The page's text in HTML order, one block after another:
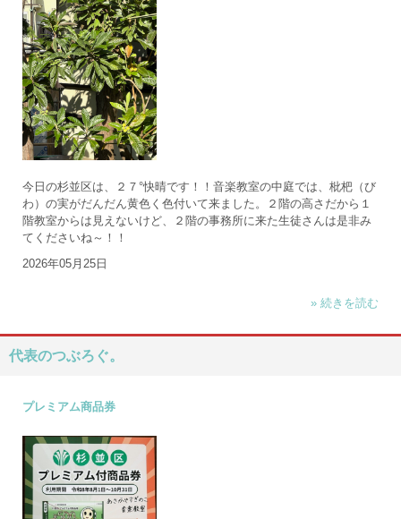
今日の杉並区は、２７°快晴です！！音楽教室の中庭では、枇杷（び
わ）の実がだんだん黄色く色付いて来ました。２階の高さだから１
階教室からは見えないけど、２階の事務所に来た生徒さんは是非み
てくださいね～！！
2026年05月25日
» 続きを読む
代表のつぶろぐ。
プレミアム商品券